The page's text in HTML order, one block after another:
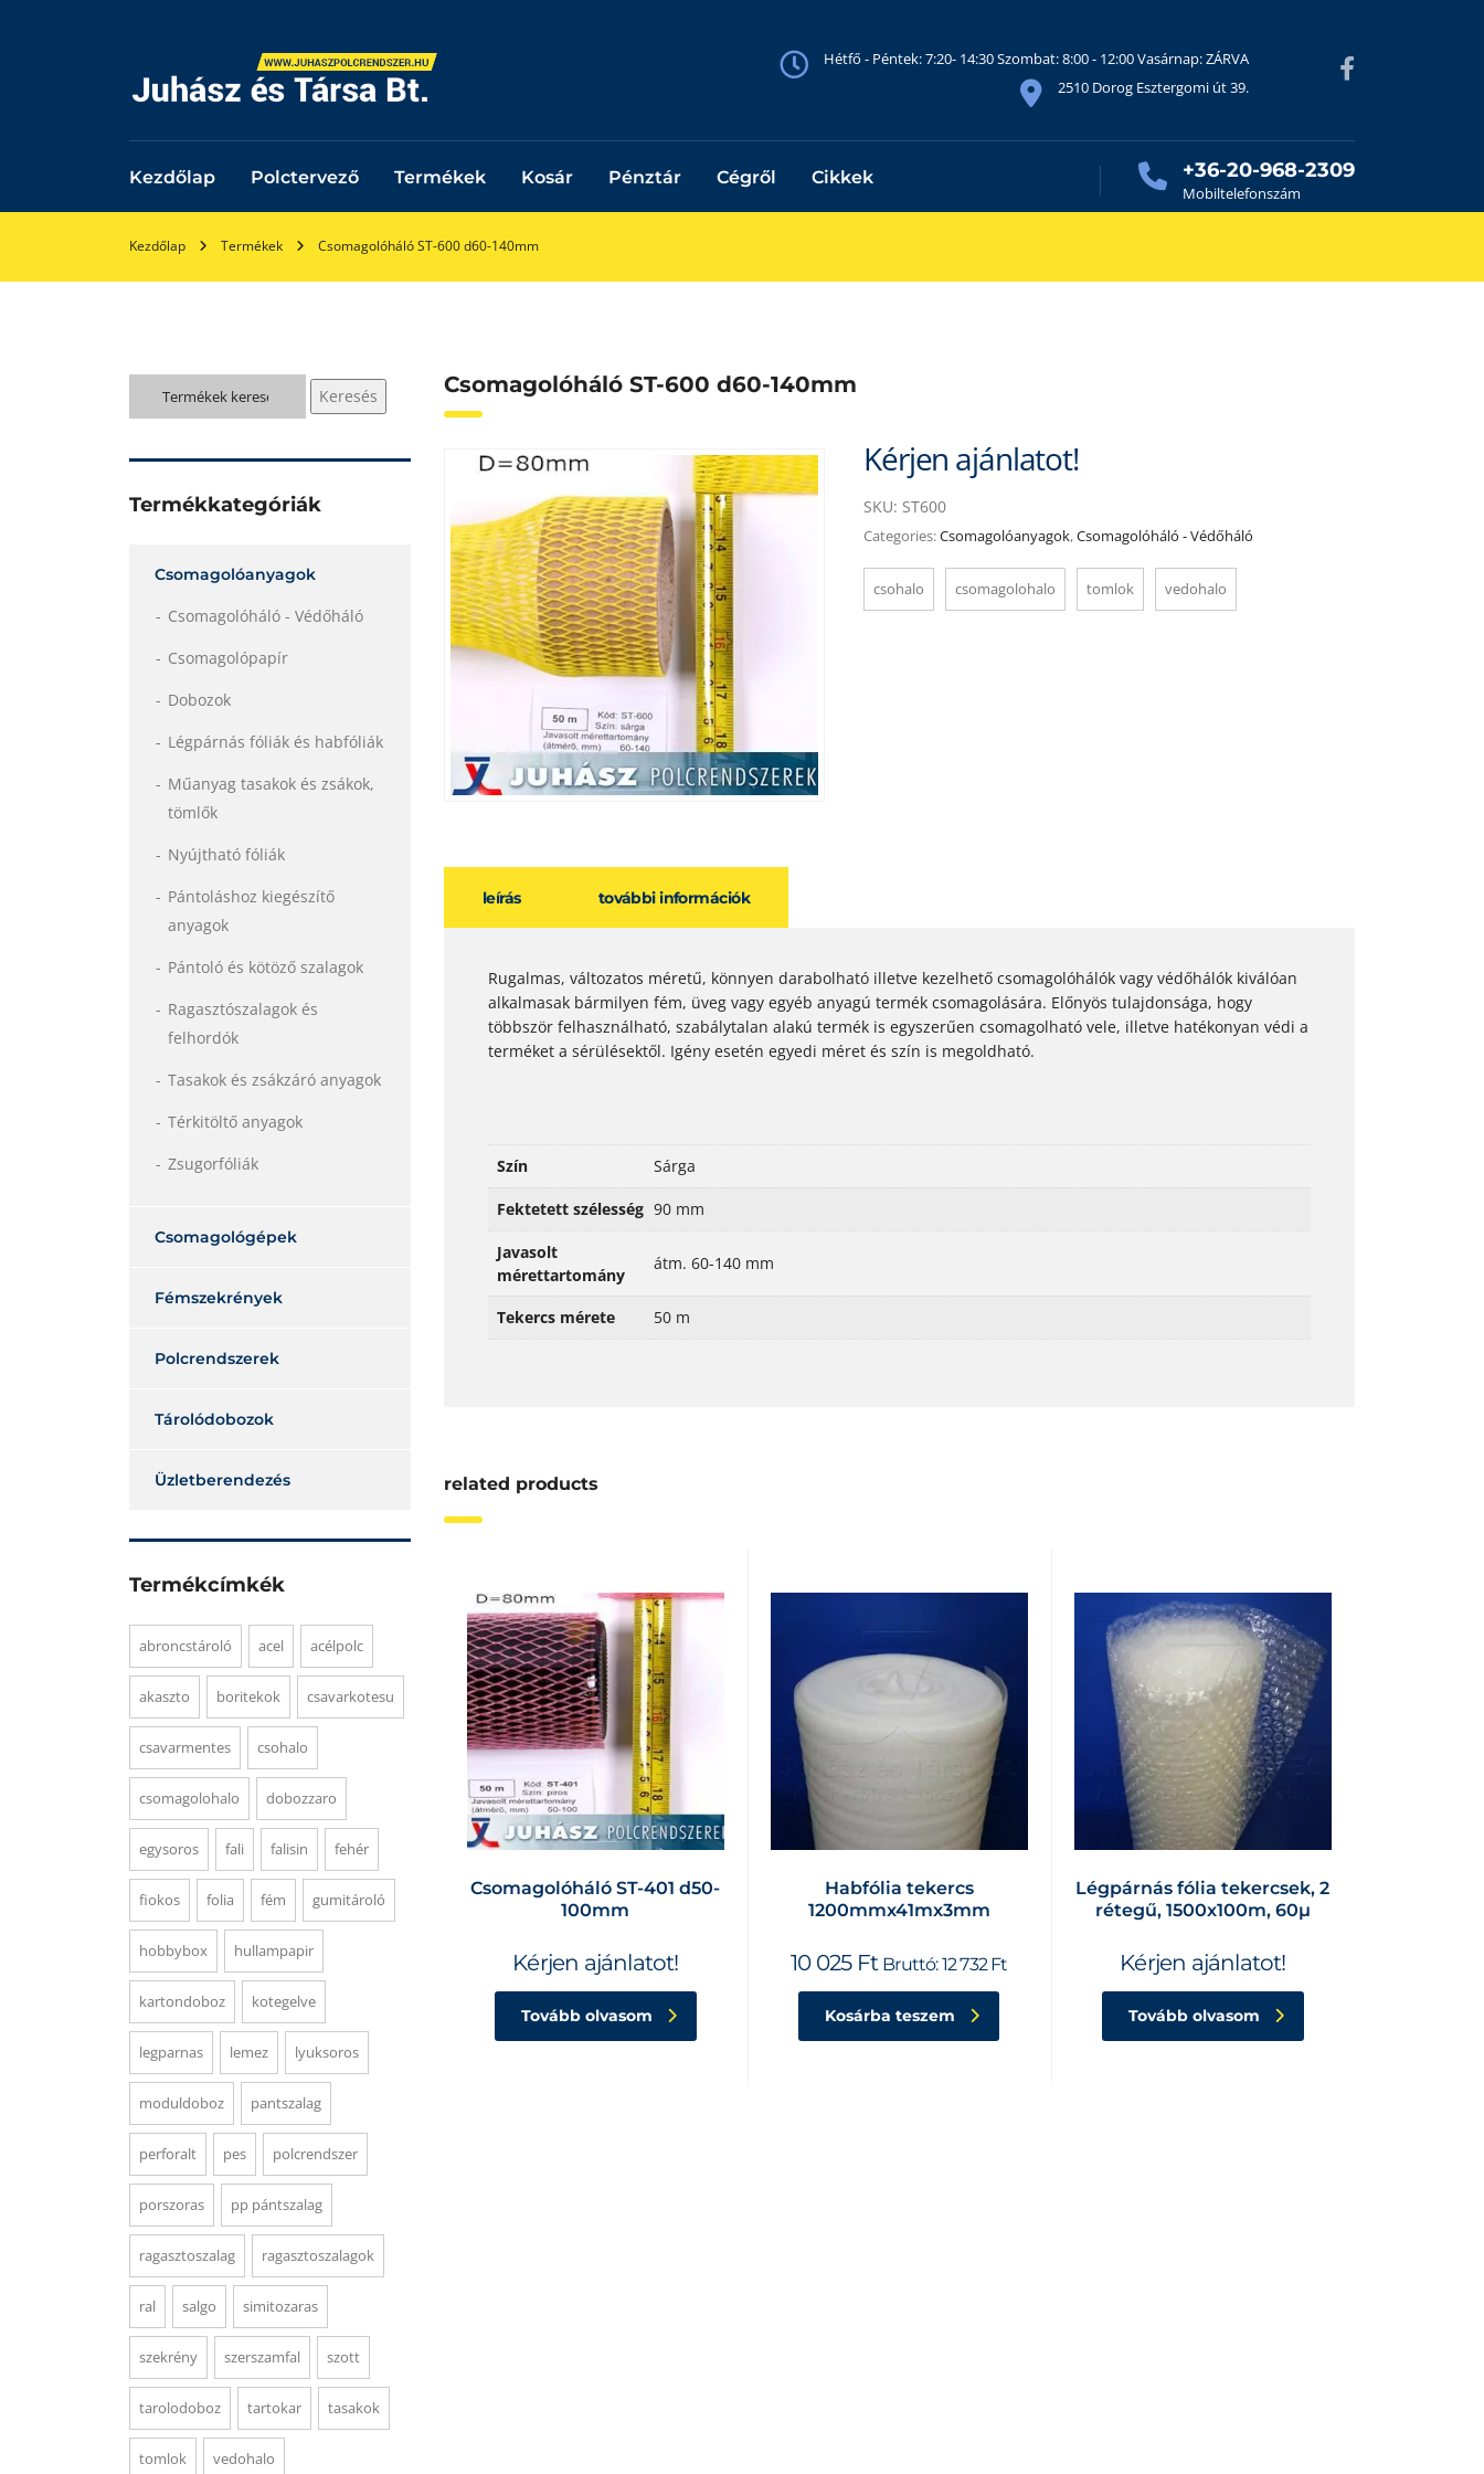
Hétfő - Péntek: 7:20- 14:30 Szombat: 8:00 - 12:00 Vasárnap: ZÁRVA
2510 Dorog Esztergomi út 39.
Kezdőlap Polctervező Termékek Kosár Pénztár Cégről Cikkek +36-20-968-2309
Mobiltelefonszám
Kezdőlap Termékek Csomagolóháló ST-600 d60-140mm
Csomagolóháló ST-600 d60-140mm
Kérjen ajánlatot!
SKU: ST600
Categories:Csomagolóanyagok,Csomagolóháló - Védőháló
csohalo csomagolohalo tomlok vedohalo
leírás további információk
Rugalmas, változatos méretű, könnyen darabolható illetve kezelhető csomagolóhálók vagy védőhálók kiválóan
alkalmasak bármilyen fém, üveg vagy egyéb anyagú termék csomagolására. Előnyös tulajdonsága, hogy
többször felhasználható, szabálytalan alakú termék is egyszerűen csomagolható vele, illetve hatékonyan védi a
terméket a sérülésektől. Igény esetén egyedi méret és szín is megoldható.
Szín Sárga
Fektetett szélesség 90 mm
Javasolt
mérettartomány
átm. 60-140 mm
Tekercs mérete 50 m
related products
Csomagolóháló ST-401 d50-
100mm
Kérjen ajánlatot!
Tovább olvasom
Habfólia tekercs
1200mmx41mx3mm
10 025 Ft Bruttó:12 732Ft
Kosárba teszem
Légpárnás fólia tekercsek, 2
rétegű, 1500x100m, 60µ
Kérjen ajánlatot!
Tovább olvasom
Keresés
a
Keresés
Termékkategóriák
Csomagolóanyagok
Csomagolóháló - Védőháló
Csomagolópapír
Dobozok
Légpárnás fóliák és habfóliák
Műanyag tasakok és zsákok,
tömlők
Nyújtható fóliák
Pántoláshoz kiegészítő
anyagok
Pántoló és kötöző szalagok
Ragasztószalagok és
felhordók
Tasakok és zsákzáró anyagok
Térkitöltő anyagok
Zsugorfóliák
Csomagológépek
Fémszekrények
Polcrendszerek
Tárolódobozok
Üzletberendezés
Termékcímkék
abroncstároló acel acélpolc
akaszto boritekok csavarkotesu
csavarmentes csohalo
csomagolohalo dobozzaro
egysoros fali falisin fehér
fiokos folia fém gumitároló
hobbybox hullampapir
kartondoboz kotegelve
legparnas lemez lyuksoros
moduldoboz pantszalag
perforalt pes polcrendszer
porszoras pp pántszalag
ragasztoszalag ragasztoszalagok
ral salgo simitozaras
szekrény szerszamfal szott
tarolodoboz tartokar tasakok
tomlok vedohalo